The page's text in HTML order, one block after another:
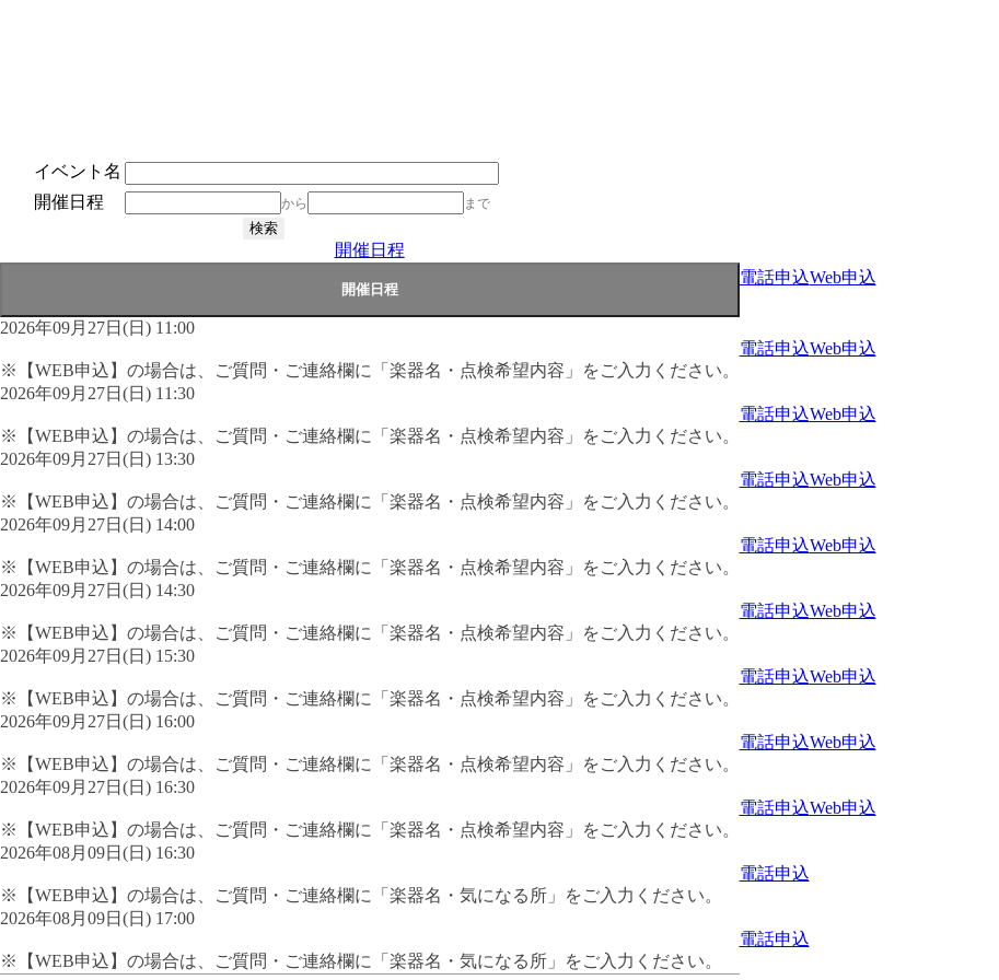
イベント名
開催日程
から まで
開催日程
電話申込Web申込
2026年09月27日(日) 11:00
※【WEB申込】の場合は、ご質問・ご連絡欄に「楽器名・点検希望内容」をご入力ください。
電話申込Web申込
2026年09月27日(日) 11:30
※【WEB申込】の場合は、ご質問・ご連絡欄に「楽器名・点検希望内容」をご入力ください。
電話申込Web申込
2026年09月27日(日) 13:30
※【WEB申込】の場合は、ご質問・ご連絡欄に「楽器名・点検希望内容」をご入力ください。
電話申込Web申込
2026年09月27日(日) 14:00
※【WEB申込】の場合は、ご質問・ご連絡欄に「楽器名・点検希望内容」をご入力ください。
電話申込Web申込
2026年09月27日(日) 14:30
※【WEB申込】の場合は、ご質問・ご連絡欄に「楽器名・点検希望内容」をご入力ください。
電話申込Web申込
2026年09月27日(日) 15:30
※【WEB申込】の場合は、ご質問・ご連絡欄に「楽器名・点検希望内容」をご入力ください。
電話申込Web申込
2026年09月27日(日) 16:00
※【WEB申込】の場合は、ご質問・ご連絡欄に「楽器名・点検希望内容」をご入力ください。
電話申込Web申込
2026年09月27日(日) 16:30
※【WEB申込】の場合は、ご質問・ご連絡欄に「楽器名・点検希望内容」をご入力ください。
電話申込Web申込
2026年08月09日(日) 16:30
※【WEB申込】の場合は、ご質問・ご連絡欄に「楽器名・気になる所」をご入力ください。
電話申込
2026年08月09日(日) 17:00
※【WEB申込】の場合は、ご質問・ご連絡欄に「楽器名・気になる所」をご入力ください。
電話申込